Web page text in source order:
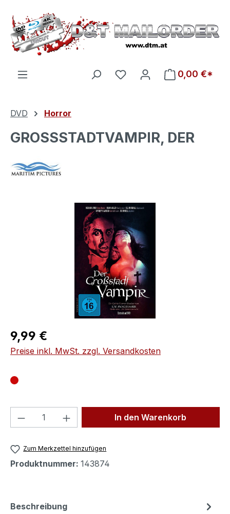
Zum Hauptinhalt springen
Du hast 0 Produkte auf
0,00 €*
DVD Horror
GROSSSTADTVAMPIR, DER
Bildergalerie überspringen
Regulärer Preis:
9,99 €
Preise inkl. MwSt. zzgl. Versandkosten
Produkt Anzahl: Gib denIn den Warenkorb
Zum Merkzettel hinzufügen
Produktnummer: 143874
Beschreibung